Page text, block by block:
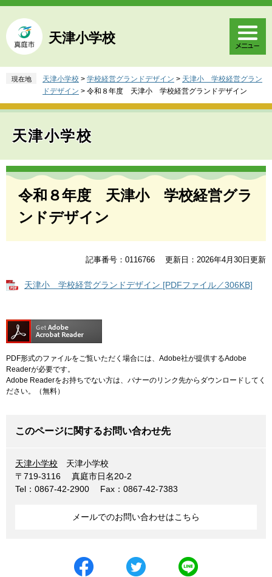
ペ
ジ
の
頭
。
メ
ュ
ー
飛
て
天津小学校
現在地 天津小学校 > 学校経営グランドデザイン > 天津小 学校経営グラン
ドデザイン > 令和８年度 天津小 学校経営グランドデザイン
天津小学校
本
令和８年度 天津小 学校経営グラ
ンドデザイン
記事番号：0116766 更新日：2026年4月30日更新
天津小 学校経営グランドデザイン [PDFファイル／306KB]
PDF形式のファイルをご覧いただく場合には、Adobe社が提供するAdobe
Readerが必要です。
Adobe Readerをお持ちでない方は、バナーのリンク先からダウンロードしてく
ださい。（無料）
このページに関するお問い合わせ先
天津小学校
天津小学校
〒719-3116
真庭市日名20-2
Tel：0867-42-2900
Fax：0867-42-7383
メールでのお問い合わせはこちら